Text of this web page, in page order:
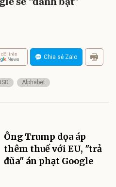
dõi trên Chia sẻ Zalo
Alphabet
Ông Trump dọa áp
thêm thuế với EU, "trả
đũa" án phạt Google